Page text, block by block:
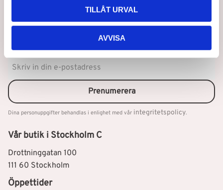
TILLÅT URVAL
AVVISA
Vår butik i Stockholm C
Drottninggatan 100
111 60 Stockholm
Öppettider
Nyhetsbrev
Prenumerera
Dina personuppgifter behandlas i enlighet med vår integritetspolicy.